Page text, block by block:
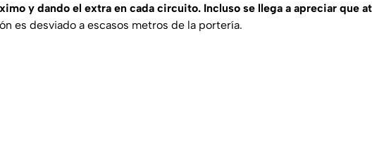
y dando el extra en cada circuito. Incluso se llega a apreciar que
es desviado a escasos metros de la portería.